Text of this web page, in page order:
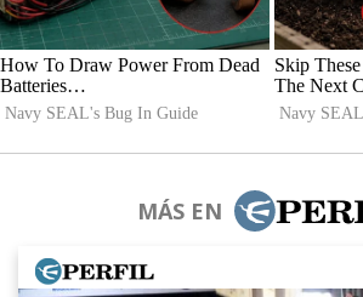
MÁS EN